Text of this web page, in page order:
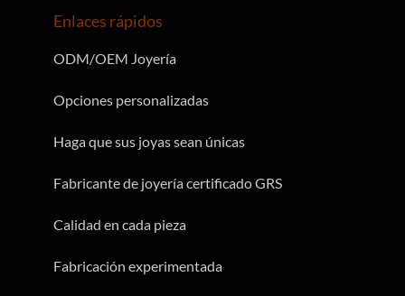
Enlaces rápidos
ODM/OEM Joyería
Opciones personalizadas
Haga que sus joyas sean únicas
Fabricante de joyería certificado GRS
Calidad en cada pieza
Fabricación experimentada